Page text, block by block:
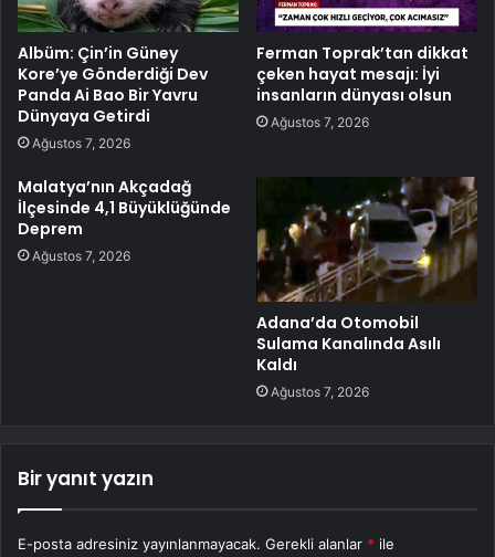
Albüm: Çin’in Güney
Kore’ye Gönderdiği Dev
Panda Ai Bao Bir Yavru
Dünyaya Getirdi
Ağustos 7, 2026
Ferman Toprak’tan dikkat
çeken hayat mesajı: İyi
insanların dünyası olsun
Ağustos 7, 2026
Malatya’nın Akçadağ
İlçesinde 4,1 Büyüklüğünde
Deprem
Ağustos 7, 2026
Adana’da Otomobil
Sulama Kanalında Asılı
Kaldı
Ağustos 7, 2026
Bir yanıt yazın
E-posta adresiniz yayınlanmayacak. Gerekli alanlar * ile